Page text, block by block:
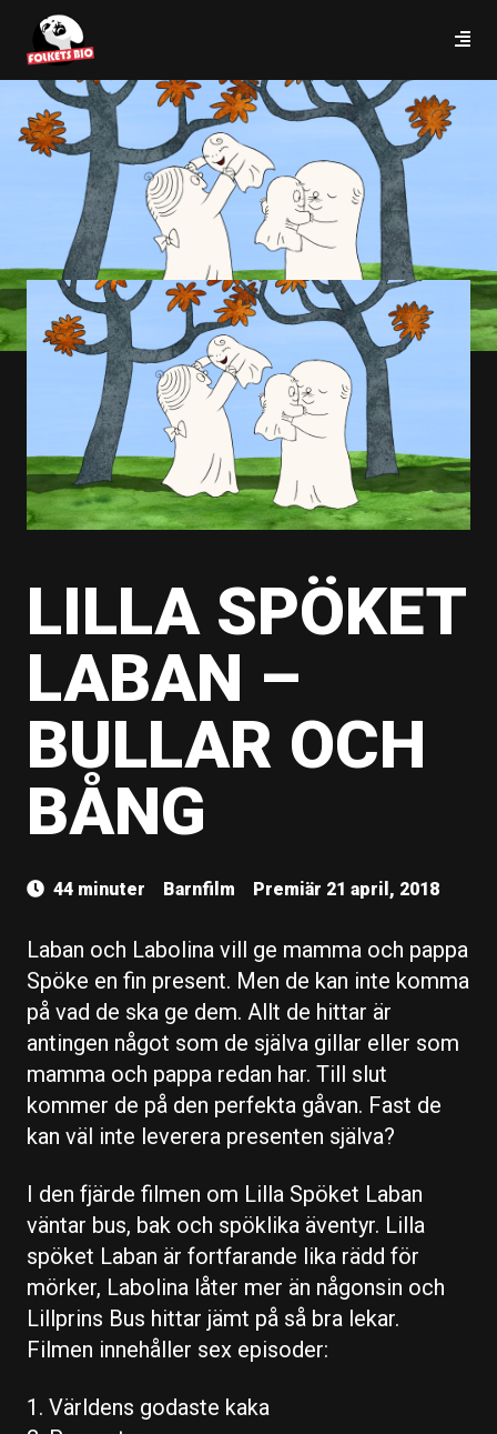
LILLA SPÖKET
LABAN –
BULLAR OCH
BÅNG
44 minuter Barnfilm Premiär 21 april, 2018
Laban och Labolina vill ge mamma och pappa
Spöke en fin present. Men de kan inte komma
på vad de ska ge dem. Allt de hittar är
antingen något som de själva gillar eller som
mamma och pappa redan har. Till slut
kommer de på den perfekta gåvan. Fast de
kan väl inte leverera presenten själva?
I den fjärde filmen om Lilla Spöket Laban
väntar bus, bak och spöklika äventyr. Lilla
spöket Laban är fortfarande lika rädd för
mörker, Labolina låter mer än någonsin och
Lillprins Bus hittar jämt på så bra lekar.
Filmen innehåller sex episoder:
1. Världens godaste kaka